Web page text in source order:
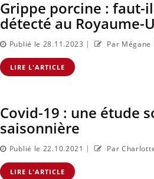
Grippe porcine : faut-
détecté au Royaume-
Publié le 28.11.2023 | Par Mégane
LIRE L'ARTICLE
Covid-19 : une étude
saisonnière
Publié le 22.10.2021 | Par
LIRE L'ARTICLE